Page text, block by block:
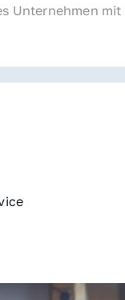
Unternehmen mit